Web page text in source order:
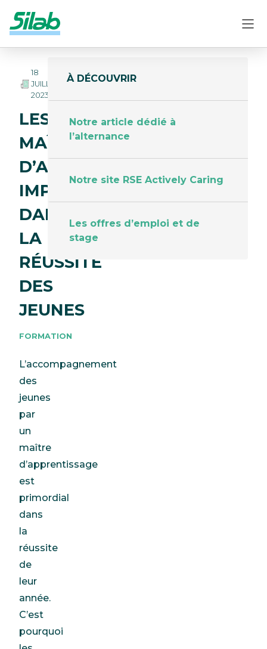
18
JUILLET
2023
2
LES
MAÎTRES
D’APPRENTISSAGE,
IMPLIQUÉS
DANS
LA
RÉUSSITE
DES
JEUNES
FORMATION
L’accompagnement
des
jeunes
par
un
maître
d’apprentissage
est
primordial
dans
la
réussite
de
leur
année.
C’est
pourquoi
À DÉCOUVRIR
Notre article dédié à
l’alternance
Notre site RSE Actively Caring
Les offres d’emploi et de
stage